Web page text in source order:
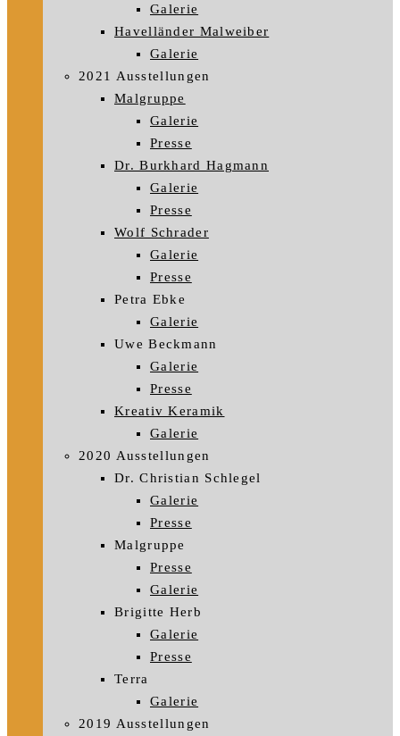
Galerie
Havelländer Malweiber
Galerie
2021 Ausstellungen
Malgruppe
Galerie
Presse
Dr. Burkhard Hagmann
Galerie
Presse
Wolf Schrader
Galerie
Presse
Petra Ebke
Galerie
Uwe Beckmann
Galerie
Presse
Kreativ Keramik
Galerie
2020 Ausstellungen
Dr. Christian Schlegel
Galerie
Presse
Malgruppe
Presse
Galerie
Brigitte Herb
Galerie
Presse
Terra
Galerie
2019 Ausstellungen